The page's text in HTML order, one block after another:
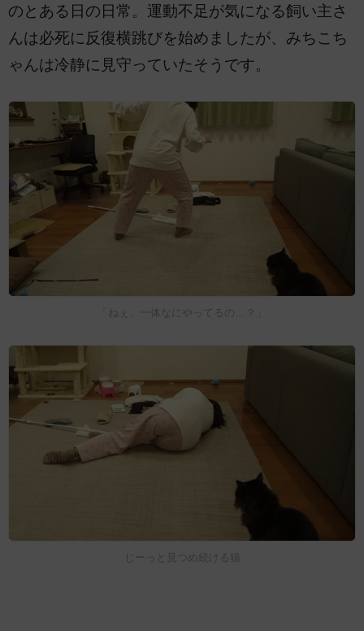
のとある日の日常。運動不足が気になる飼い主さ
んは必死に反復横跳びを始めましたが、みちこち
ゃんは冷静に見守っていたそうです。
「ねぇ、一体なにやってるの…？」
じーっと見つめ続ける猫